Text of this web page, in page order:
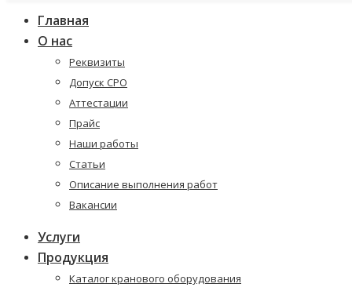
Главная
О нас
Реквизиты
Допуск СРО
Аттестации
Прайс
Наши работы
Статьи
Описание выполнения работ
Вакансии
Услуги
Продукция
Каталог кранового оборудования